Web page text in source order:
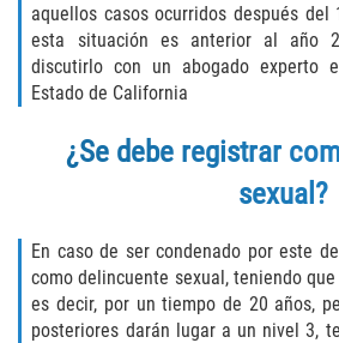
Amenazas
Agresión Doméstica
Lesión Corporal a
Negligencia Infantil
Orden de
Orden de
aquellos casos ocurridos después
esta situación es anterior al año
discutirlo con un abogado experto
Estado de California
¿Se debe registrar
sexual?
En caso de ser condenado por este
como delincuente sexual, teniendo
es decir, por un tiempo de 20 años,
posteriores darán lugar a un nivel 3,